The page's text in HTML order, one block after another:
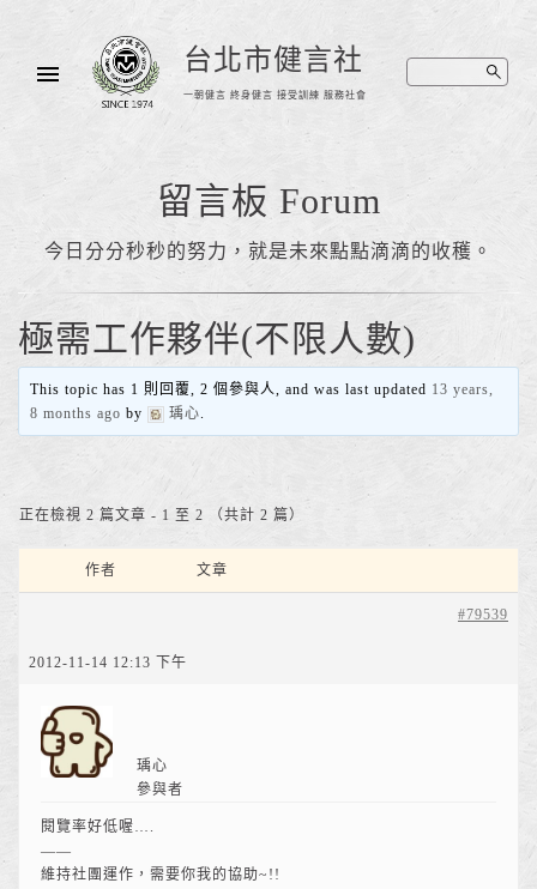
台北市健言社
一朝健言 終身健言 接受訓練 服務社會
留言板 Forum
今日分分秒秒的努力，就是未來點點滴滴的收穫。
極需工作夥伴(不限人數)
This topic has 1 則回覆, 2 個參與人, and was last updated 13 years,
8 months ago by 瑀心.
正在檢視 2 篇文章 - 1 至 2 （共計 2 篇）
作者 文章
2012-11-14 12:13 下午
#79539
瑀心
參與者
閱覽率好低喔….
——
維持社團運作，需要你我的協助~!!